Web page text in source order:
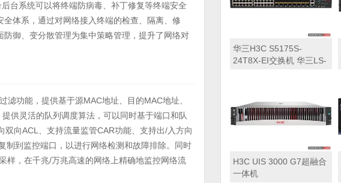
台系统可以将终端防病毒、补丁修复等终端安全
体系，通过对网络接入终端的检查、隔离、修
御、变分散管理为集中策略管理，提升了网络对
功能，提供基于源MAC地址、目的MAC地址、
供灵活的队列调度算法，可以同时基于端口和队
向ACL、支持流量监管CAR功能、支持出/入方向
制到监控端口，以进行网络检测和故障排除。同时
样，在千兆/万兆高速的网络上精确地监控网络流
华三H3C S5175S-
24T8X-EI交换机 华三LS-
H3C UIS 3000 G7超融合
一体机